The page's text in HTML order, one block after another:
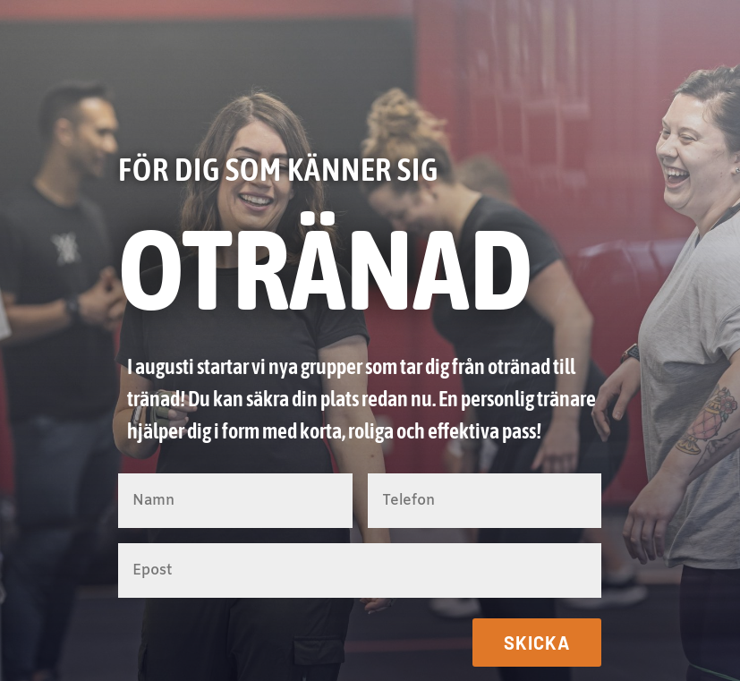
FÖR DIG SOM KÄNNER SIG
OTRÄNAD
I augusti startar vi nyagrupper som tar dig från otränad till
tränad! Du kan säkra din plats redan nu. En personlig tränare
hjälper dig i form med korta, roliga och effektiva pass!
SKICKA